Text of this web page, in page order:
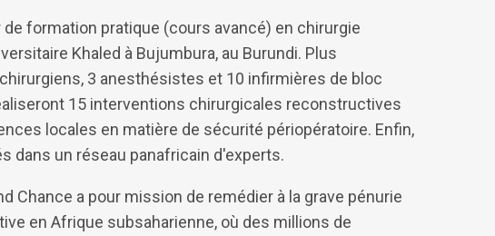
formation pratique (cours avancé) en chirurgie
Khaled à Bujumbura, au Burundi. Plus
3 anesthésistes et 10 infirmières de bloc
15 interventions chirurgicales reconstructives
locales en matière de sécurité périopératoire. Enfin,
dans un réseau panafricain d'experts.
Chance a pour mission de remédier à la grave pénurie
en Afrique subsaharienne, où des millions de